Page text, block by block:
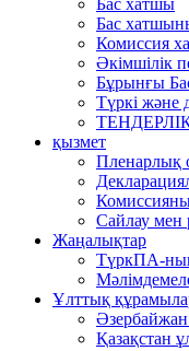
Бас хатшы
Бас
Комиссия
Әкімшілік
Бұрынғы
Түркі және
қызмет
Пленарлық
Сайлау мен
Жаңалықтар
ТүркПА-
Ұлттық
Қазақстан